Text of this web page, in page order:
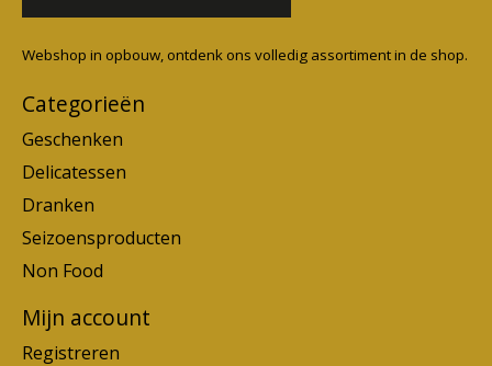
Webshop in opbouw, ontdenk ons volledig assortiment in de shop.
Categorieën
Geschenken
Delicatessen
Dranken
Seizoensproducten
Non Food
Mijn account
Registreren